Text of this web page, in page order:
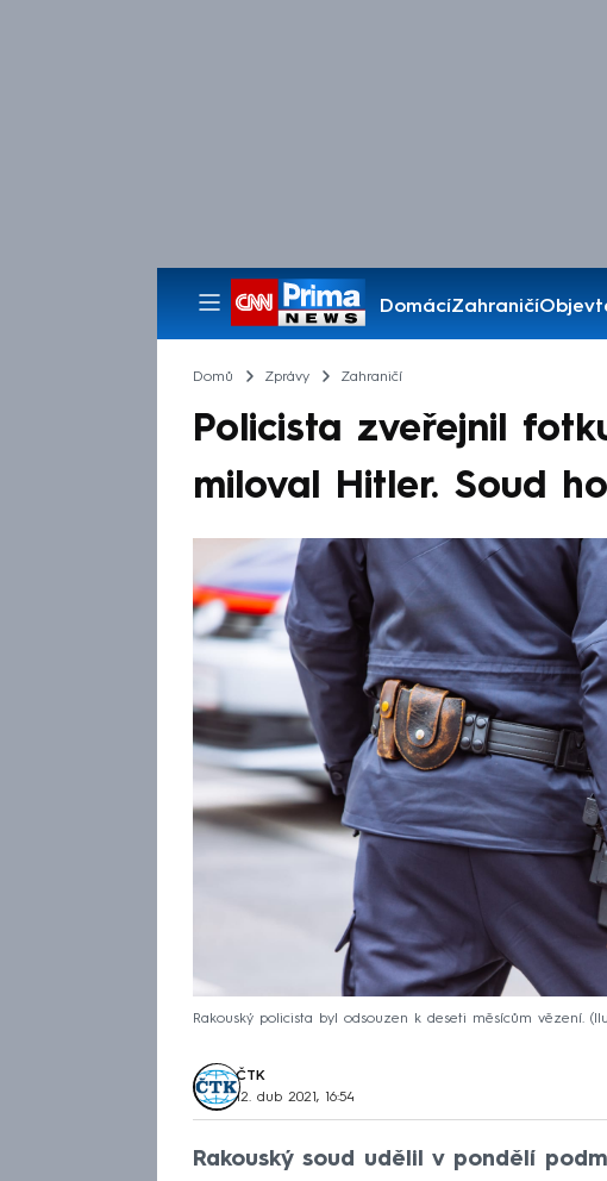
DomácíZahraničí
Pořady
Domů Zprávy Zahraničí
Policista zveřejnil
miloval Hitler. Soud
Rakouský policista byl odsouzen k deseti měsícům vězení.
ČTK
12. dub 2021, 16:54
Rakouský soud udělil v pondělí